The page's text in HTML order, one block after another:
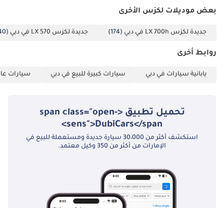
بعض موديلات لكزس الأخرى
جديدة لكزس LX 700h في دبي (174) جديدة لكزس LX 570 في دبي (40)
روابط أخرى
يابانية سيارات في دبي سيارات كبيرة للبيع في دبي سيارات
تحميل تطبيق <span class="open-
sens">DubiCars</span>
استكشف أكثر من 30،000 سيارة جديدة ومستعملة للبيع في
الإمارات من أكثر من 350 وكيل معتمد.